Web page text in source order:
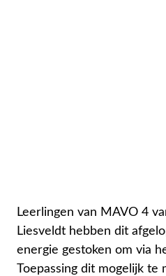
Leerlingen van MAVO 4
Liesveldt hebben dit
energie gestoken om via
Toepassing dit mogelijk te